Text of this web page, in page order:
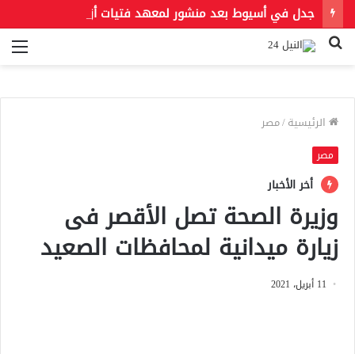
بحث
الرئيسية/مصر
مصر
أخر الأخبار
وزيرة الصحة تصل الأقصر فى
زيارة ميدانية لمحافظات الصعيد
11 أبريل، 2021